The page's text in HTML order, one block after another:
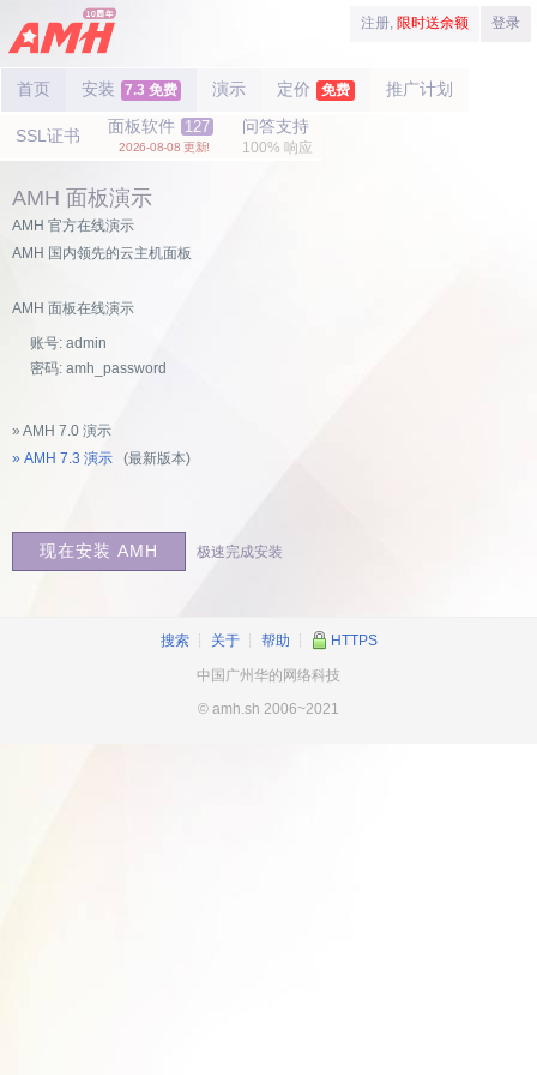
注册, 限时送余额 登录
首页 安装 7.3 免费 演示 定价 免费 推广计划
SSL证书 面板软件 127
2026-08-08 更新!
问答支持
100% 响应
AMH 面板演示
AMH 官方在线演示
AMH 国内领先的云主机面板
AMH 面板在线演示
账号: admin
密码: amh_password
» AMH 7.0 演示
» AMH 7.3 演示
(最新版本)
极速完成安装
搜索┊ 关于┊ 帮助 HTTPS
中国广州华的网络科技
© amh.sh 2006~2021